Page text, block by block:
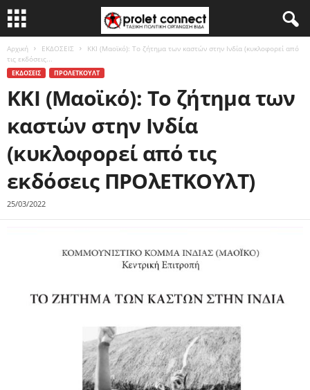
Αρχική ΕΚΔΟΣΕΙΣ
ΚΚΙ (Μαοϊκό): Το ζήτημα των καστών στην Ινδία (κυκλοφορεί από
τις εκδόσεις...
ΕΚΔΟΣΕΙΣ ΠΡΟΛΕΤΚΟΥΛΤ
ΚΚΙ (Μαοϊκό): Το ζήτημα των
καστών στην Ινδία
(κυκλοφορεί από τις
εκδόσεις ΠΡΟλΕΤΚΟΥλΤ)
25/03/2022